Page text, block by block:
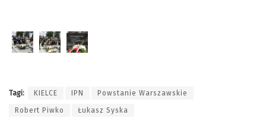
Tagi: KIELCE IPN Powstanie Warszawskie
Robert Piwko Łukasz Syska